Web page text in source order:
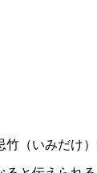
（いみだけ